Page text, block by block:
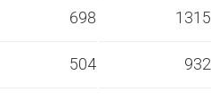
698 1315
504 932